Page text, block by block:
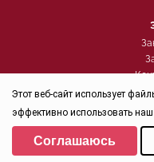
Политика
© 2026, Группа компаний
Этот веб-сайт использует
эффективно использовать наш
Выберите настройки
Минимальные
Соглашаюсь